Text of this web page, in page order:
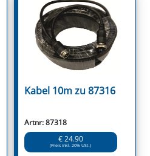
Kabel 10m zu 87316
Artnr: 87318
€ 24.90
(Preis inkl. 20% USt.)